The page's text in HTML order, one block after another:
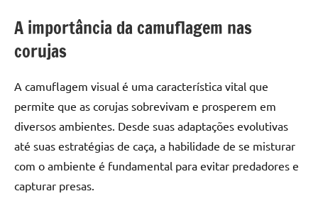
A importância da camuflagem nas
corujas
A camuflagem visual é uma característica vital que
permite que as corujas sobrevivam e prosperem em
diversos ambientes. Desde suas adaptações evolutivas
até suas estratégias de caça, a habilidade de se misturar
com o ambiente é fundamental para evitar predadores e
capturar presas.